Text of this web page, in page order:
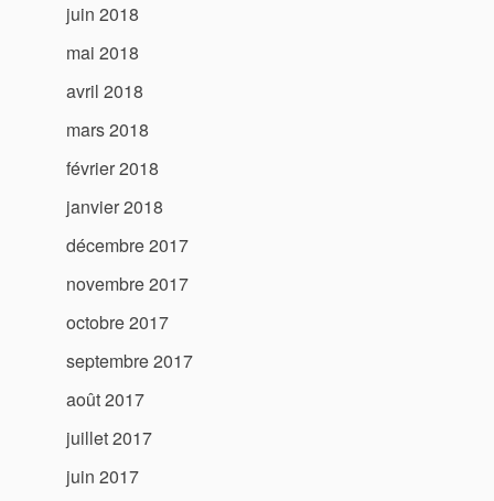
juin 2018
mai 2018
avril 2018
mars 2018
février 2018
janvier 2018
décembre 2017
novembre 2017
octobre 2017
septembre 2017
août 2017
juillet 2017
juin 2017